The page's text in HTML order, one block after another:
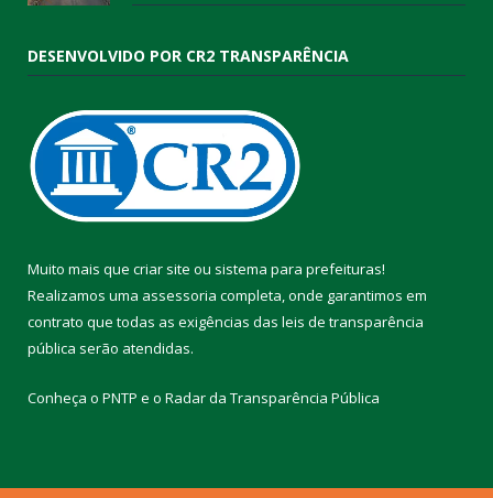
DESENVOLVIDO POR CR2 TRANSPARÊNCIA
Muito mais que criar site ou sistema para prefeituras!
Realizamos uma assessoria completa, onde garantimos em
contrato que todas as exigências das leis de transparência
pública serão atendidas.
Conheça o PNTP e o Radar da Transparência Pública